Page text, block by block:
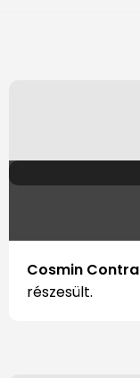
Cosmin Contra
részesült.